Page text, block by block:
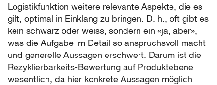
Logistikfunktion weitere relevante Aspekte, die es
gilt, optimal in Einklang zu bringen. D. h., oft gibt es
kein schwarz oder weiss, sondern ein «ja, aber»,
was die Aufgabe im Detail so anspruchsvoll macht
und generelle Aussagen erschwert. Darum ist die
Rezyklierbarkeits-Bewertung auf Produktebene
wesentlich, da hier konkrete Aussagen möglich